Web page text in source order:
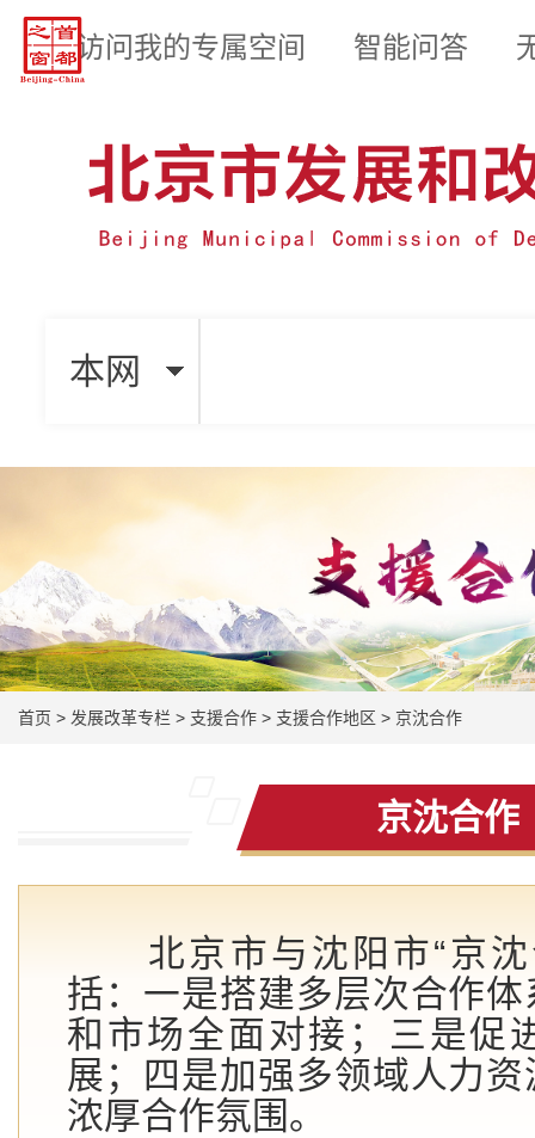
访问我的专属空间 智能问答
本网
首页 > 发展改革专栏 > 支援合作 > 支援合作地区 > 京沈合作
京沈合作
北京市与沈阳市“京沈
括：一是搭建多层次合作
和市场全面对接；三是促
展；四是加强多领域人力
浓厚合作氛围。